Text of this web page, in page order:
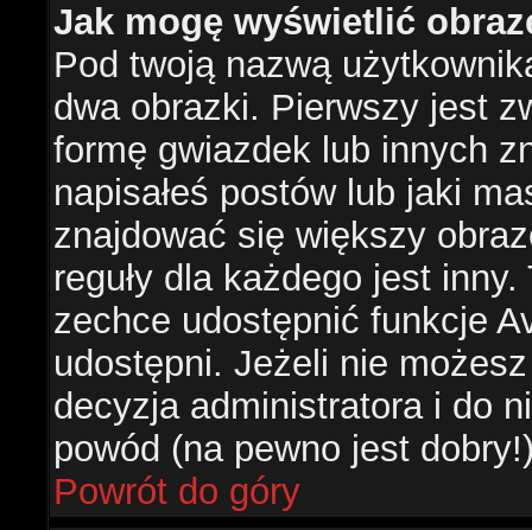
Jak mogę wyświetlić
Pod twoją nazwą
dwa obrazki. Pierwszy jest
formę gwiazdek lub innych
napisałeś postów lub jaki
znajdować się większy
reguły dla każdego jest
zechce udostępnić funkcje
udostępni. Jeżeli nie
decyzja administratora i do
powód (na pewno jest
Powrót do góry